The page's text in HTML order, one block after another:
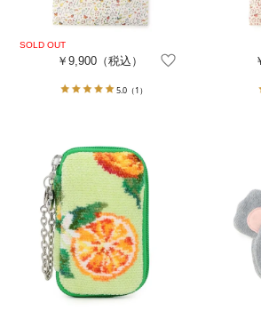
￥9,900 （税込）
5.0 （1）